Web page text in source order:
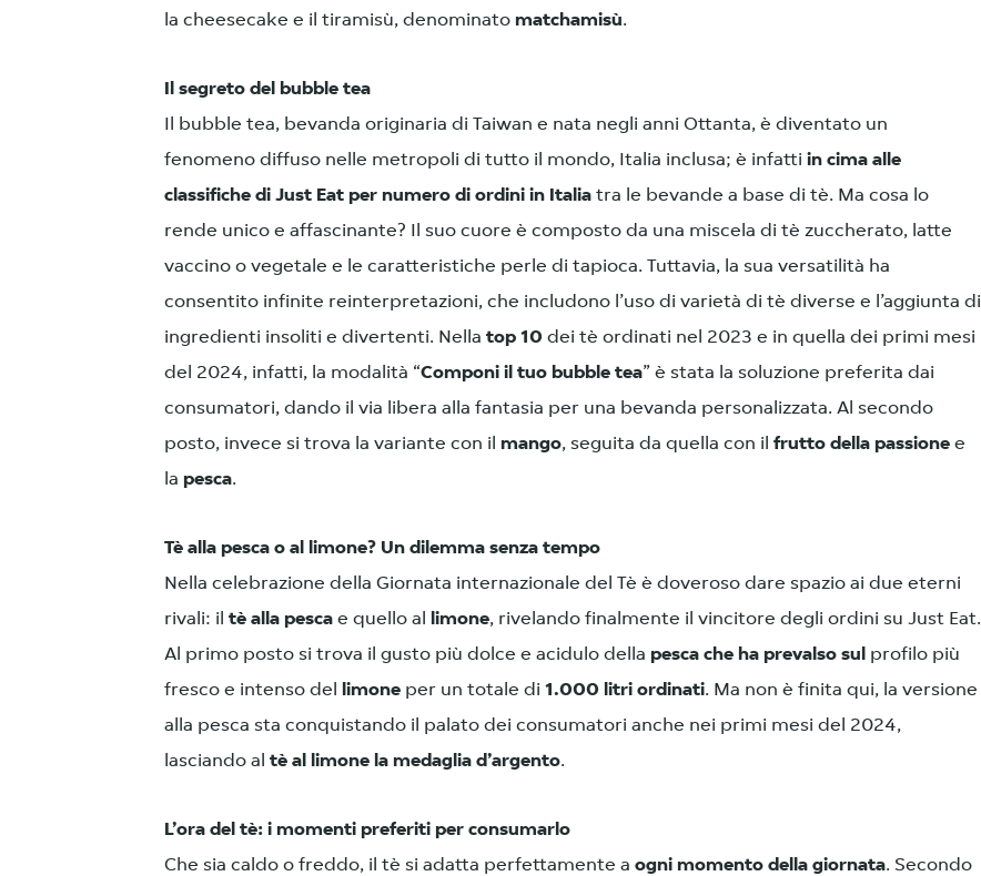
la cheesecake e il tiramisù, denominato matchamisù.
Il segreto del bubble tea
Il bubble tea, bevanda originaria di Taiwan e nata negli anni Ottanta, è diventato un
fenomeno diffuso nelle metropoli di tutto il mondo, Italia inclusa; è infatti in cima alle
classifiche di Just Eat per numero di ordini in Italia tra le bevande a base di tè. Ma cosa lo
rende unico e affascinante? Il suo cuore è composto da una miscela di tè zuccherato, latte
vaccino o vegetale e le caratteristiche perle di tapioca. Tuttavia, la sua versatilità ha
consentito infinite reinterpretazioni, che includono l’uso di varietà di tè diverse e l’aggiunta di
ingredienti insoliti e divertenti. Nella top 10 dei tè ordinati nel 2023 e in quella dei primi mesi
del 2024, infatti, la modalità “Componi il tuo bubble tea” è stata la soluzione preferita dai
consumatori, dando il via libera alla fantasia per una bevanda personalizzata. Al secondo
posto, invece si trova la variante con il mango, seguita da quella con il frutto della passione e
la pesca.
Tè alla pesca o al limone? Un dilemma senza tempo
Nella celebrazione della Giornata internazionale del Tè è doveroso dare spazio ai due eterni
rivali: il tè alla pesca e quello al limone, rivelando finalmente il vincitore degli ordini su Just Eat.
Al primo posto si trova il gusto più dolce e acidulo della pesca che ha prevalso sul profilo più
fresco e intenso del
limone per un totale di 1.000 litri ordinati. Ma non è finita qui, la versione
alla pesca sta conquistando il palato dei consumatori anche nei primi mesi del 2024,
lasciando al tè al limone la medaglia d’argento.
L’ora del tè: i momenti preferiti per consumarlo
Che sia caldo o freddo, il tè si adatta perfettamente a ogni momento della giornata. Secondo